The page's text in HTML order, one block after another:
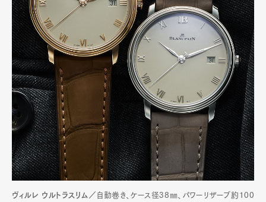
Pen Membership
Magazine
Official Columnist
About
Contact
Pen Meet
Pen international Pen tw
ヴィルレ ウルトラスリム／ 自動巻き、ケース径38㎜、パワーリザーブ約100